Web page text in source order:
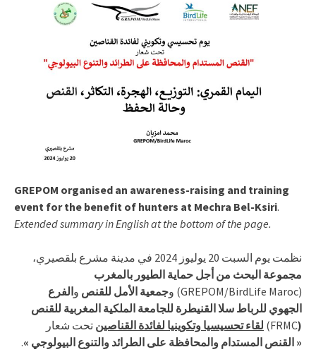
GREPOM organised an awareness-raising and training
event for the benefit of hunters at Mechra Bel-Ksiri.
Extended summary in English at the bottom of the page.
نظمت يوم السبت 20 يوليوز 2024 في مدينة مشرع بلقصيري،
مجموعة البحث من أجل حماية الطيور بالمغرب
(GREPOM/BirdLife Maroc) و
جمعية الأمل للقنص والفرع
الجهوي للرباط سلا القنيطرة للجامعة الملكية المغربية للقنص
(
FRMC) لقاء تحسيسيا وتكوينيا لفائدة القناصين تحت شعار
« القنص المستدام والمحافظة على الطرائد والتنوع البيولوجي ».